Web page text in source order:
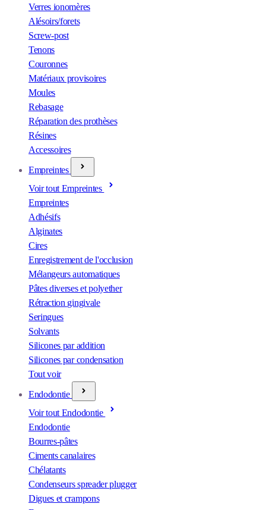
Verres ionomères
Alésoirs/forets
Screw-post
Tenons
Couronnes
Matériaux provisoires
Moules
Rebasage
Réparation des prothèses
Résines
Accessoires
Empreintes
Voir tout Empreintes
Empreintes
Adhésifs
Alginates
Cires
Enregistrement de l'occlusion
Mélangeurs automatiques
Pâtes diverses et polyether
Rétraction gingivale
Seringues
Solvants
Silicones par addition
Silicones par condensation
Tout voir
Endodontie
Voir tout Endodontie
Endodontie
Bourres-pâtes
Ciments canalaires
Chélatants
Condenseurs spreader plugger
Digues et crampons